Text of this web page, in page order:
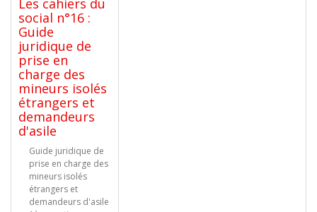
Les cahiers du
social n°16 :
Guide
juridique de
prise en
charge des
mineurs isolés
étrangers et
demandeurs
d'asile
Guide juridique de
prise en charge des
mineurs isolés
étrangers et
demandeurs d'asile